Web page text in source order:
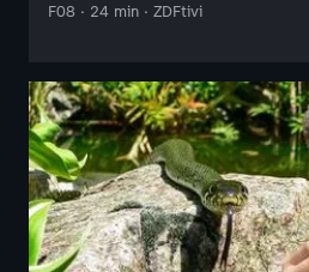
F08 · 24 min · ZDFtivi